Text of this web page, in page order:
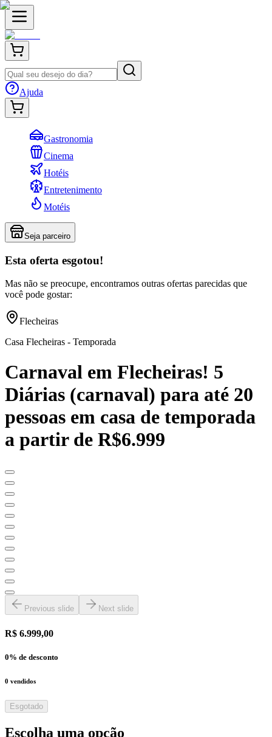
Ajuda
Gastronomia
Cinema
Hotéis
Entretenimento
Motéis
Seja parceiro
Esta oferta esgotou!
Mas não se preocupe, encontramos outras ofertas parecidas que
você pode gostar:
Flecheiras
Casa Flecheiras - Temporada
Carnaval em Flecheiras! 5
Diárias (carnaval) para até 20
pessoas em casa de temporada
a partir de R$6.999
Previous slide Next slide
R$ 6.999,00
0% de desconto
0 vendidos
Esgotado
Escolha uma opção